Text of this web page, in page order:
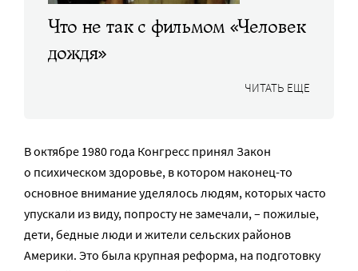
Что не так с фильмом «Человек
дождя»
ЧИТАТЬ ЕЩЕ
В октябре 1980 года Конгресс принял Закон
о психическом здоровье, в котором наконец-то
основное внимание уделялось людям, которых часто
упускали из виду, попросту не замечали, – пожилые,
дети, бедные люди и жители сельских районов
Америки. Это была крупная реформа, на подготовку